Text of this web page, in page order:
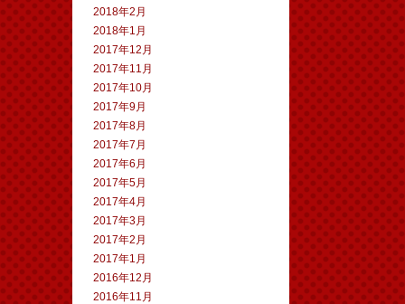
2018年2月
2018年1月
2017年12月
2017年11月
2017年10月
2017年9月
2017年8月
2017年7月
2017年6月
2017年5月
2017年4月
2017年3月
2017年2月
2017年1月
2016年12月
2016年11月